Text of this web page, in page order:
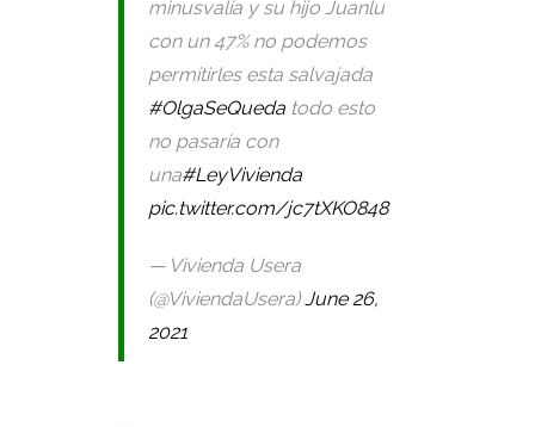
minusvalía y su hijo Juanlu
con un 47% no podemos
permitirles esta salvajada
#OlgaSeQueda todo esto
no pasaría con
una#LeyVivienda
pic.twitter.com/jc7tXKO848
— Vivienda Usera
(@ViviendaUsera)June 26,
2021